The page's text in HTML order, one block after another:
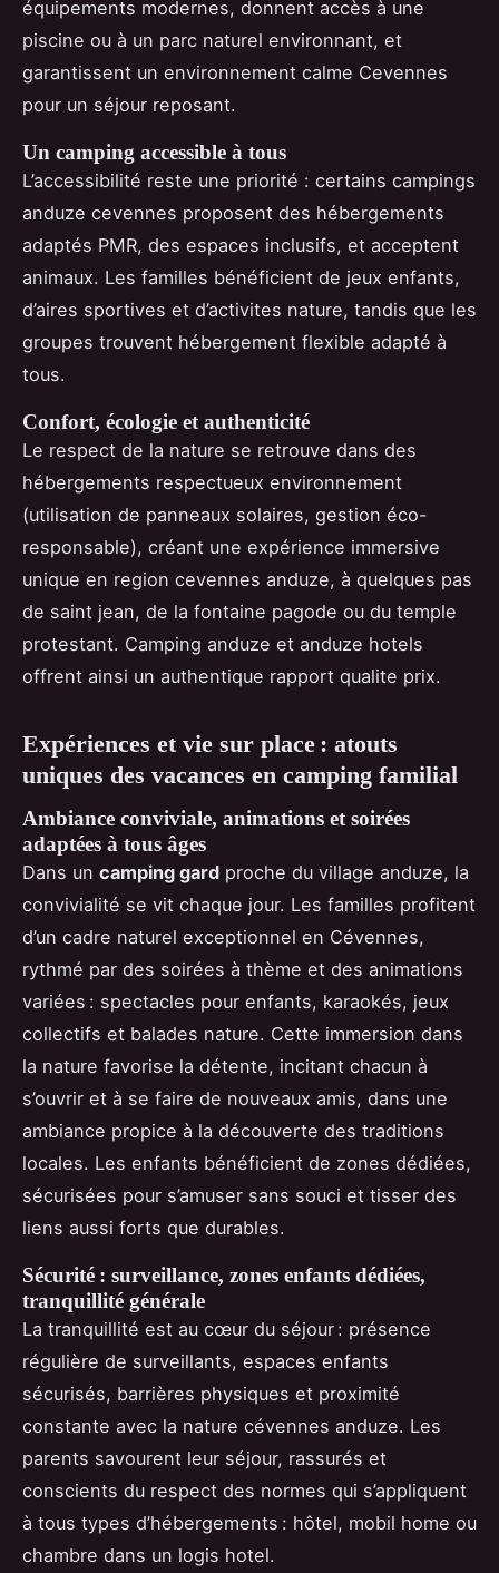
équipements modernes, donnent accès à une
piscine ou à un parc naturel environnant, et
garantissent un environnement calme Cevennes
pour un séjour reposant.
Un camping accessible à tous
L’accessibilité reste une priorité : certains campings
anduze cevennes proposent des hébergements
adaptés PMR, des espaces inclusifs, et acceptent
animaux. Les familles bénéficient de jeux enfants,
d’aires sportives et d’activites nature, tandis que les
groupes trouvent hébergement flexible adapté à
tous.
Confort, écologie et authenticité
Le respect de la nature se retrouve dans des
hébergements respectueux environnement
(utilisation de panneaux solaires, gestion éco-
responsable), créant une expérience immersive
unique en region cevennes anduze, à quelques pas
de saint jean, de la fontaine pagode ou du temple
protestant. Camping anduze et anduze hotels
offrent ainsi un authentique rapport qualite prix.
Expériences et vie sur place : atouts
uniques des vacances en camping familial
Ambiance conviviale, animations et soirées
adaptées à tous âges
Dans un camping gard proche du village anduze, la
convivialité se vit chaque jour. Les familles profitent
d’un cadre naturel exceptionnel en Cévennes,
rythmé par des soirées à thème et des animations
variées : spectacles pour enfants, karaokés, jeux
collectifs et balades nature. Cette immersion dans
la nature favorise la détente, incitant chacun à
s’ouvrir et à se faire de nouveaux amis, dans une
ambiance propice à la découverte des traditions
locales. Les enfants bénéficient de zones dédiées,
sécurisées pour s’amuser sans souci et tisser des
liens aussi forts que durables.
Sécurité : surveillance, zones enfants dédiées,
tranquillité générale
La tranquillité est au cœur du séjour : présence
régulière de surveillants, espaces enfants
sécurisés, barrières physiques et proximité
constante avec la nature cévennes anduze. Les
parents savourent leur séjour, rassurés et
conscients du respect des normes qui s’appliquent
à tous types d’hébergements : hôtel, mobil home ou
chambre dans un logis hotel.